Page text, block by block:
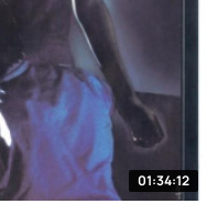
01:34:12